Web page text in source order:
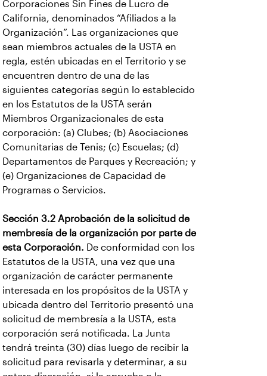
Corporaciones Sin Fines de Lucro de
California, denominados “Afiliados a la
Organización”. Las organizaciones que
sean miembros actuales de la USTA en
regla, estén ubicadas en el Territorio y se
encuentren dentro de una de las
siguientes categorías según lo establecido
en los Estatutos de la USTA serán
Miembros Organizacionales de esta
corporación: (a) Clubes; (b) Asociaciones
Comunitarias de Tenis; (c) Escuelas; (d)
Departamentos de Parques y Recreación; y
(e) Organizaciones de Capacidad de
Programas o Servicios.
Sección 3.2 Aprobación de la solicitud de
membresía de la organización por parte de
esta Corporación. De conformidad con los
Estatutos de la USTA, una vez que una
organización de carácter permanente
interesada en los propósitos de la USTA y
ubicada dentro del Territorio presentó una
solicitud de membresía a la USTA, esta
corporación será notificada. La Junta
tendrá treinta (30) días luego de recibir la
solicitud para revisarla y determinar, a su